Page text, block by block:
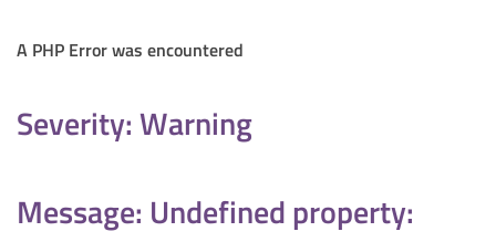
A PHP Error was encountered
Severity: Warning
Message: Undefined property: